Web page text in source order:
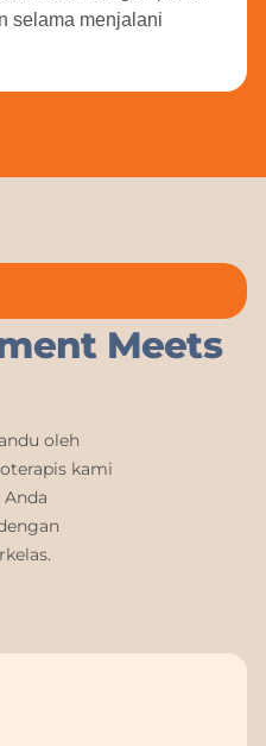
selama menjalani
Meets
oleh
kami